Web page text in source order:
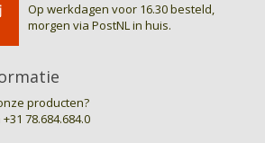
Op werkdagen voor 16.30 besteld,
morgen via PostNL in huis.
producten?
+31 78.684.684.0